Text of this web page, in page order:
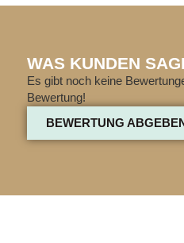
WAS KUNDEN
Es gibt noch keine
Bewertung!
BEWERTUNG